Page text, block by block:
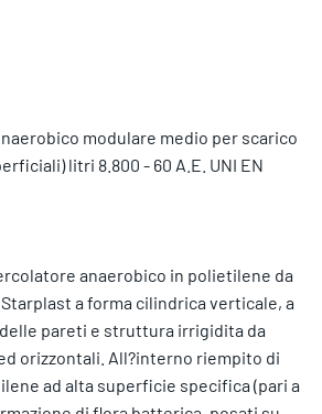
modulare medio per scarico
litri 8.800 - 60 A.E. UNI EN
anaerobico in polietilene da
a forma cilindrica verticale, a
pareti e struttura irrigidita da
orizzontali. All?interno riempito di
ad alta superficie specifica (pari a